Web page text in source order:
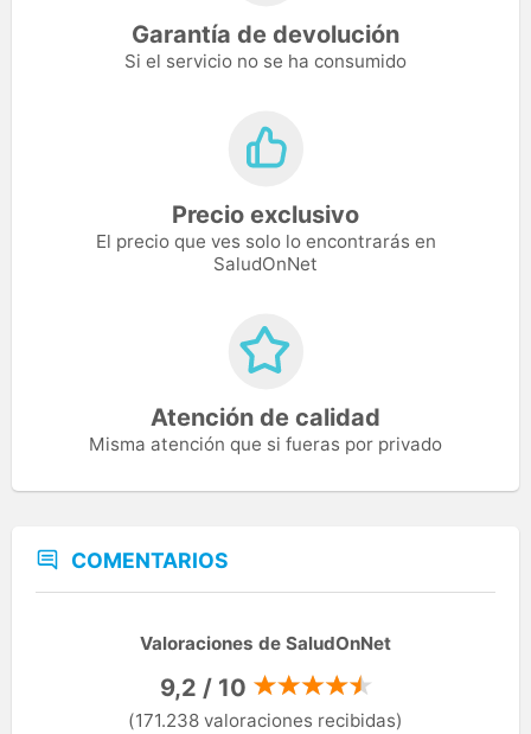
Garantía de devolución
Si el servicio no se ha consumido
Precio exclusivo
El precio que ves solo lo encontrarás en
SaludOnNet
Atención de calidad
Misma atención que si fueras por privado
COMENTARIOS
Valoraciones de SaludOnNet
9,2 / 10
(171.238 valoraciones recibidas)